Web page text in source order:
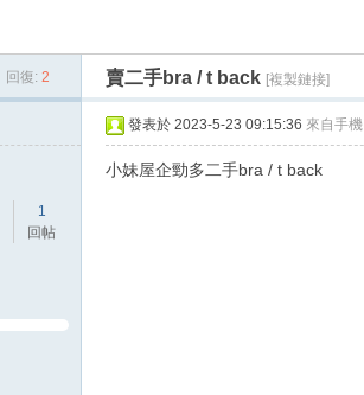
回復: 2 賣二手bra / t back [複製鏈接]
1
回帖
發表於 2023-5-23 09:15:36 來自手機
小妹屋企勁多二手bra / t back